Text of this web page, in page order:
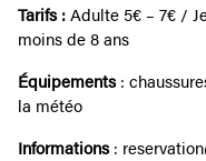
Tarifs :Adulte 5€ – 7€ /
moins de 8 ans
Équipements:
la météo
Informations: